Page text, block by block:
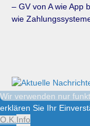
Wir verwenden nur
erklären Sie Ihr
O.K. Info